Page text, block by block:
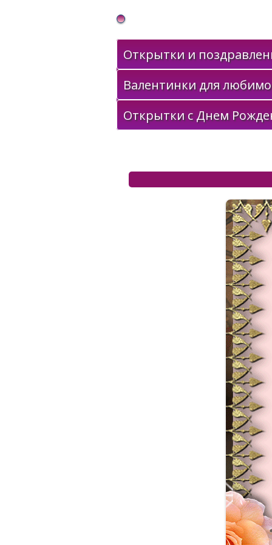
Gif Открытки в подарок
Открытки и
Валентинки для
Открытки с Днем